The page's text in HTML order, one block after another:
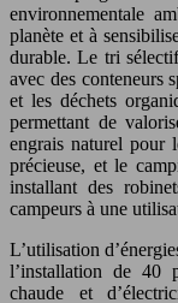
environnementale
planète et à
durable. Le tri
avec des conteneurs
et les déchets
permettant de
engrais naturel pour
précieuse, et le
installant des
campeurs à une
L’utilisation
l’installation de 40
chaude et